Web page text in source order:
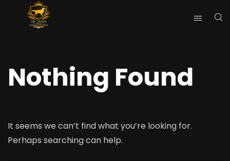
Nothing Found
It seems we can’t find what you’re looking for.
Perhaps searching can help.